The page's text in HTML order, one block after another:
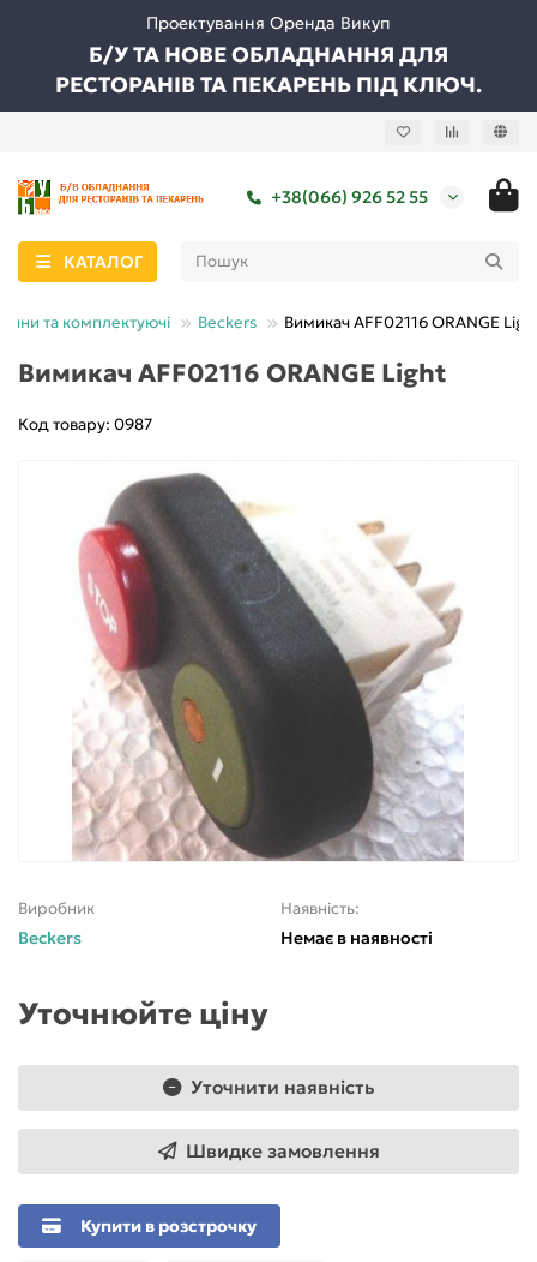
Проектування Оренда Викуп
Б/У ТА НОВЕ ОБЛАДНАННЯ ДЛЯ
РЕСТОРАНІВ ТА ПЕКАРЕНЬ ПІД КЛЮЧ.
+38(066) 926 52 55
КАТАЛОГ
та комплектуючі Beckers Вимикач AFF02116 ORANGE
Вимикач AFF02116 ORANGE Light
Код товару: 0987
Виробник
Beckers
Наявність:
Немає в наявності
Уточнюйте ціну
Уточнити наявність
Швидке замовлення
Купити в розстрочку